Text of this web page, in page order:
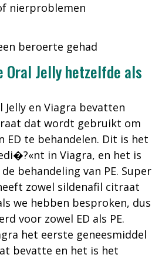
nierproblemen
beroerte gehad
Oral Jelly hetzelfde als
Jelly en Viagra bevatten
dat wordt gebruikt om
ED te behandelen. Dit is het
in Viagra, en het is
behandeling van PE. Super
zowel sildenafil citraat
we hebben besproken, dus
voor zowel ED als PE.
het eerste geneesmiddel
bevatte en het is het